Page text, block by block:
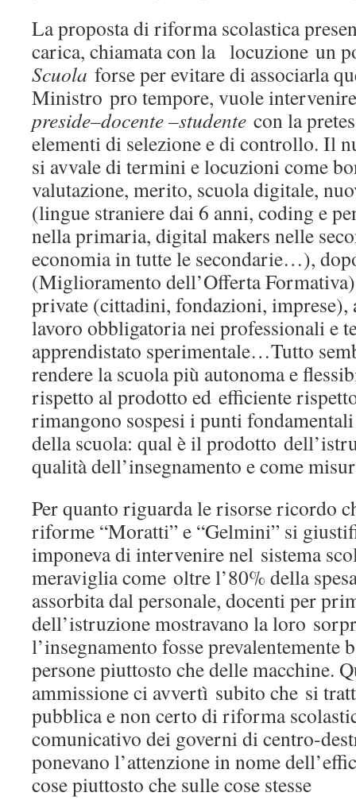
La proposta di riforma scolastica
carica, chiamata con la locuzione un
Scuola forse per evitare di associarla
Ministro pro tempore, vuole
preside–docente –studente con la
elementi di selezione e di controllo. Il
si avvale di termini e locuzioni come
valutazione, merito, scuola digitale,
(lingue straniere dai 6 anni, coding e
nella primaria, digital makers nelle
economia in tutte le secondarie…),
(Miglioramento dell’Offerta
private (cittadini, fondazioni, imprese),
lavoro obbligatoria nei professionali e
apprendistato sperimentale…Tutto
rendere la scuola più autonoma e
rispetto al prodotto ed efficiente
rimangono sospesi i punti
della scuola: qual è il prodotto
qualità dell’insegnamento e come
Per quanto riguarda le risorse ricordo
riforme “Moratti” e “Gelmini” si
imponeva di intervenire nel sistema
meraviglia come oltre l’80% della
assorbita dal personale, docenti per
dell’istruzione mostravano la loro
l’insegnamento fosse prevalentemente
persone piuttosto che delle macchine.
ammissione ci avvertì subito che si
pubblica e non certo di riforma
comunicativo dei governi di centro-
ponevano l’attenzione in nome
cose piuttosto che sulle cose stesse